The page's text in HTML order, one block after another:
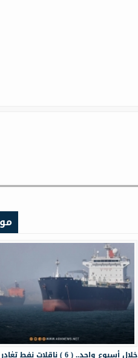
خلال أسبوع واحد.. ( 6 ) ناقلات نفط تغادر مضيق هرمز